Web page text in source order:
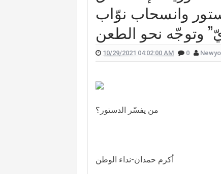
هيفا وهبي على تفجير "البيجر"؟
يورغو شلهوب تنتشر تعرفوا إليها
التي تعمل فيها هذا ما قالته (صورة)
وانسحاب نوّاب
وتوجّه نحو الطعن
10/29/2021 04:02:00 AM 0
من يفسّر الدستور؟
أكرم حمدان-نداء الوطن